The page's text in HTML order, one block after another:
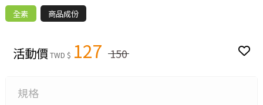
全素 商品成份
活動價TWD $ 127 150
規格